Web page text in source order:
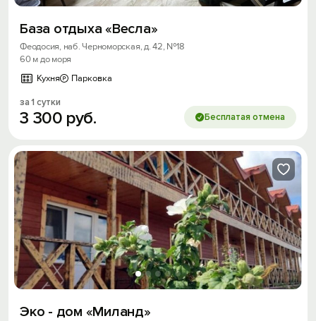
База отдыха «Весла»
Феодосия, наб. Черноморская, д. 42, №18
60 м до моря
Кухня
Парковка
за 1 сутки
3 300 руб. Бесплатая отмена
Эко - дом «Миланд»